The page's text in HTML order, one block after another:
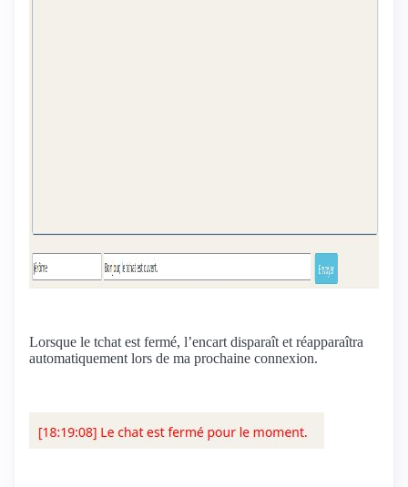
Lorsque le tchat est fermé, l’encart disparaît et réapparaîtra
automatiquement lors de ma prochaine connexion.